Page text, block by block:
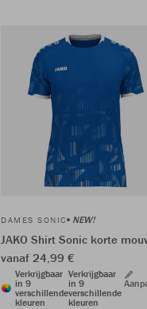
DAMES SONIC NEW!
JAKO Shirt Sonic korte
vanaf 24,99 €
Verkrijgbaar
in 9
verschillende
kleuren
Verkrijgbaar
in 9
verschillende
kleuren